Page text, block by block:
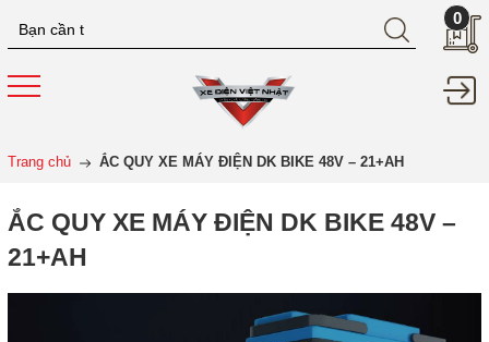
0
Trang chủ ẮC QUY XE MÁY ĐIỆN DK BIKE 48V – 21+AH
ẮC QUY XE MÁY ĐIỆN DK BIKE 48V –
21+AH